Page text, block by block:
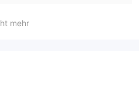
mehr